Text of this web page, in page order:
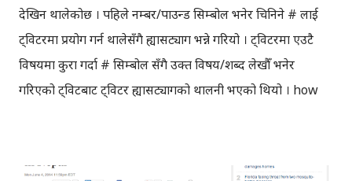
देखिन थालेकोछ । पहिले नम्बर/पाउन्ड सिम्बोल भनेर चिनिने # लाई
ट्विटरमा प्रयोग गर्न थालेसँगै ह्यासट्याग भन्ने गरियो । ट्विटरमा एउटै
विषयमा कुरा गर्दा # सिम्बोल सँगै उक्त विषय/शब्द लेखौँ भनेर
गरिएको ट्विटबाट ट्विटर ह्यासट्यागको थालनी भएको थियो । how
(@chrismessina) August 23, 2007 ओपन सोर्स एडभोकेट्,